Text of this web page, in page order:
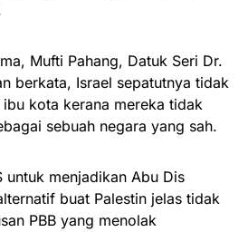
Mufti Pahang, Datuk Seri Dr.
berkata, Israel sepatutnya tidak
kota kerana mereka tidak
sebuah negara yang sah.
untuk menjadikan Abu Dis
buat Palestin jelas tidak
PBB yang menolak